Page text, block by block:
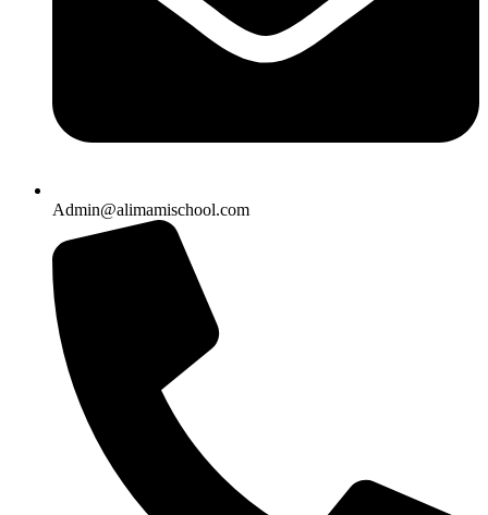
Admin@alimamischool.com